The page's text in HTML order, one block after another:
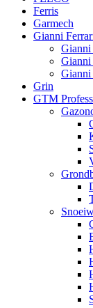
Ferris
Garmech
Gianni
Gianni
Gianni
Gianni
Grin
GTM